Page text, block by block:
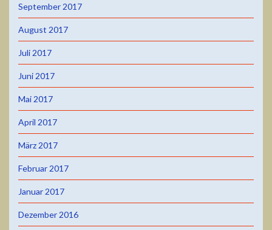
September 2017
August 2017
Juli 2017
Juni 2017
Mai 2017
April 2017
März 2017
Februar 2017
Januar 2017
Dezember 2016